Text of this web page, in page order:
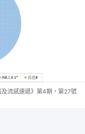
流感速遞》第4期，第27號